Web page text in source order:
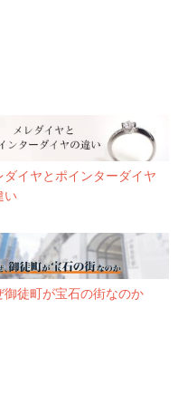
ダイヤとポインターダイヤ
い
御徒町が宝石の街なのか